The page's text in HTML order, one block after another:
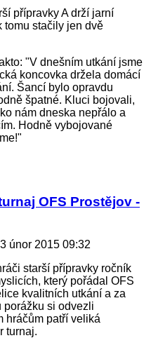
přípravky A drží jarní
tomu stačily jen dvě
"V dnešním utkání jsme
koncovka držela domácí
Šancí bylo opravdu
špatné. Kluci bojovali,
nám dneska nepřálo a
Hodně vybojované
OFS Prostějov -
únor 2015 09:32
starší přípravky ročník
který pořádal OFS
kvalitních utkání a za
porážku si odvezli
hráčům patří veliká
turnaj.